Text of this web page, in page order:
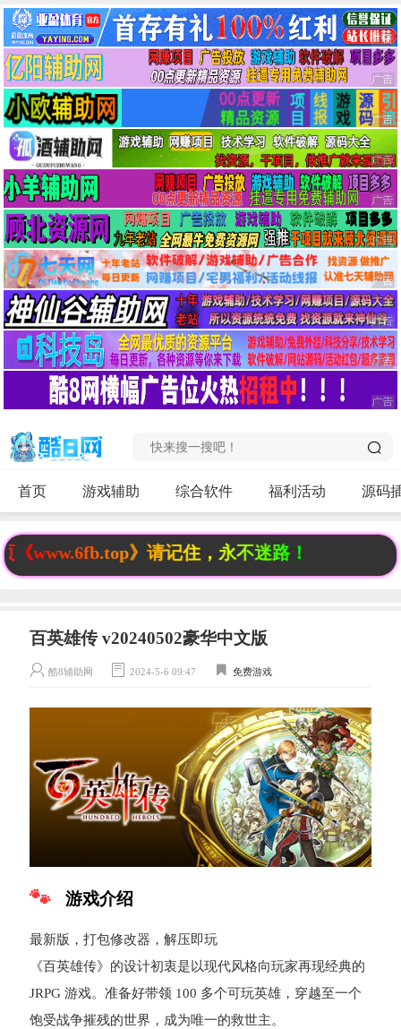
首页 游戏辅助 综合软件 福利活动 源码
www.6fb.top》请记住，永不迷路！
百英雄传 v20240502豪华中文版
酷8辅助网 2024-5-6 09:47 免费游戏
游戏介绍
最新版，打包修改器，解压即玩
《百英雄传》的设计初衷是以现代风格向玩家再现经典的
JRPG 游戏。准备好带领 100 多个可玩英雄，穿越至一个
饱受战争摧残的世界，成为唯一的救世主。